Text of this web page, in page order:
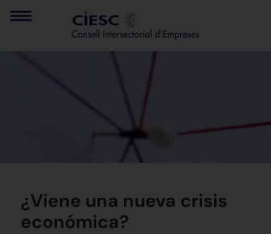
¿Viene una nueva crisis
económica?